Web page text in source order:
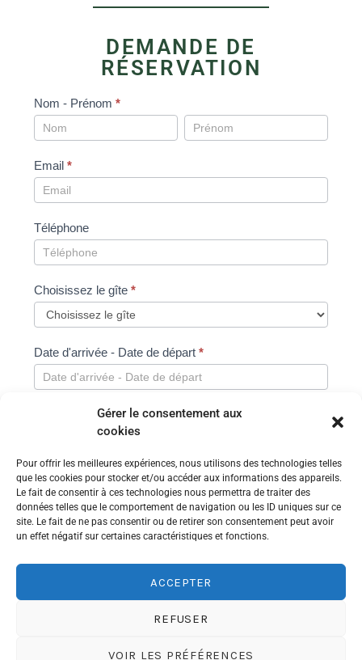
Gérer le consentement aux
cookies
Pour offrir les meilleures expériences, nous utilisons des technologies telles
que les cookies pour stocker et/ou accéder aux informations des appareils.
Le fait de consentir à ces technologies nous permettra de traiter des
données telles que le comportement de navigation ou les ID uniques sur ce
site. Le fait de ne pas consentir ou de retirer son consentement peut avoir
un effet négatif sur certaines caractéristiques et fonctions.
ACCEPTER
REFUSER
VOIR LES PRÉFÉRENCES
DEMANDE DE
RÉSERVATION
Réservation
Nom - Prénom *
Nom
-
Prénom
Nom
-
Email *
Téléphone
Choisissez le gîte *
Date d'arrivée - Date de départ *
Nombre d'adultes
Nombre d'enfants
Votre message*